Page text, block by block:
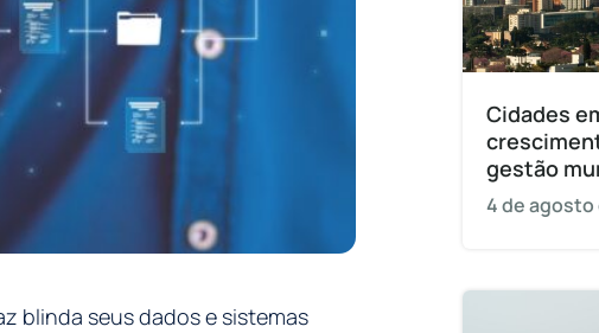
blinda seus dados e sistemas
Cidades
gestão
4 de agosto